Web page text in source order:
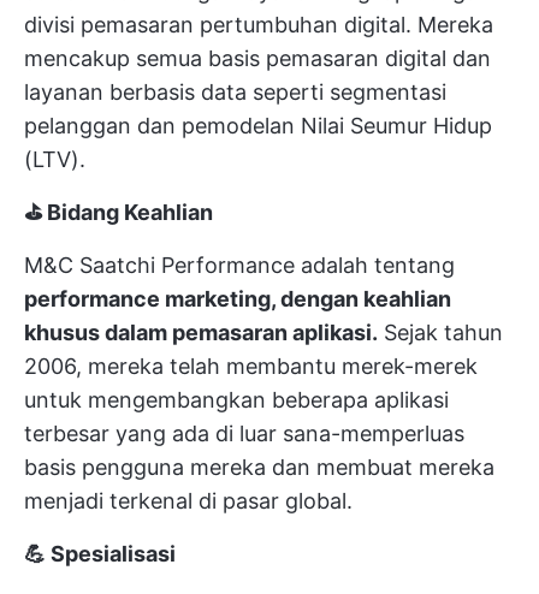
divisi pemasaran pertumbuhan digital. Mereka
mencakup semua basis pemasaran digital dan
layanan berbasis data seperti segmentasi
pelanggan dan pemodelan Nilai Seumur Hidup
(LTV).
⛳ Bidang Keahlian
M&C Saatchi Performance adalah tentang
performance marketing, dengan keahlian
khusus dalam pemasaran aplikasi. Sejak tahun
2006, mereka telah membantu merek-merek
untuk mengembangkan beberapa aplikasi
terbesar yang ada di luar sana-memperluas
basis pengguna mereka dan membuat mereka
menjadi terkenal di pasar global.
💪 Spesialisasi